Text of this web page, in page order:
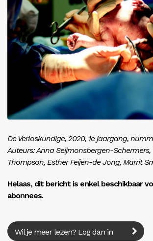
De Verloskundige, 2020, 1e jaargang,
Auteurs: Anna Seijmonsbergen-Schermers,
Thompson, Esther Feijen-de Jong, Marrit
Helaas, dit bericht is enkel beschikbaar
abonnees.
Wil je meer lezen? Log dan in